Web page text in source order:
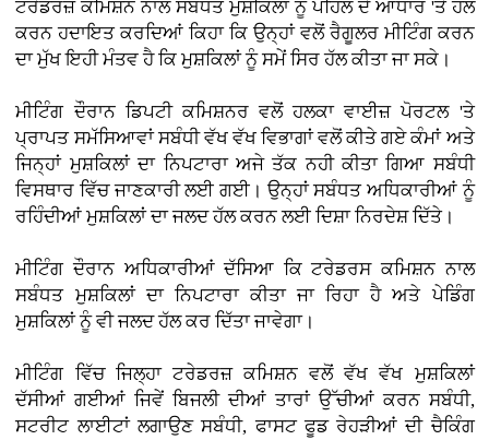
ਟਰੇਡਰਜ਼ ਕਮਿਸ਼ਨ ਨਾਲ ਸਬੰਧਤ ਮੁਸ਼ਕਿਲਾਂ ਨੂੰ ਪਹਿਲ ਦੇ ਆਧਾਰ 'ਤੇ ਹੱਲ
ਕਰਨ ਹਦਾਇਤ ਕਰਦਿਆਂ ਕਿਹਾ ਕਿ ਉਨ੍ਹਾਂ ਵਲੋਂ ਰੈਗੂਲਰ ਮੀਟਿੰਗ ਕਰਨ
ਦਾ ਮੁੱਖ ਇਹੀ ਮੰਤਵ ਹੈ ਕਿ ਮੁਸ਼ਕਿਲਾਂ ਨੂੰ ਸਮੇਂ ਸਿਰ ਹੱਲ ਕੀਤਾ ਜਾ ਸਕੇ।
ਮੀਟਿੰਗ ਦੌਰਾਨ ਡਿਪਟੀ ਕਮਿਸ਼ਨਰ ਵਲੋਂ ਹਲਕਾ ਵਾਈਜ਼ ਪੋਰਟਲ 'ਤੇ
ਪ੍ਰਾਪਤ ਸਮੱਸਿਆਵਾਂ ਸਬੰਧੀ ਵੱਖ ਵੱਖ ਵਿਭਾਗਾਂ ਵਲੋਂ ਕੀਤੇ ਗਏ ਕੰਮਾਂ ਅਤੇ
ਜਿਨ੍ਹਾਂ ਮੁਸ਼ਕਿਲਾਂ ਦਾ ਨਿਪਟਾਰਾ ਅਜੇ ਤੱਕ ਨਹੀ ਕੀਤਾ ਗਿਆ ਸਬੰਧੀ
ਵਿਸਥਾਰ ਵਿੱਚ ਜਾਣਕਾਰੀ ਲਈ ਗਈ। ਉਨ੍ਹਾਂ ਸਬੰਧਤ ਅਧਿਕਾਰੀਆਂ ਨੂੰ
ਰਹਿੰਦੀਆਂ ਮੁਸ਼ਕਿਲਾਂ ਦਾ ਜਲਦ ਹੱਲ ਕਰਨ ਲਈ ਦਿਸ਼ਾ ਨਿਰਦੇਸ਼ ਦਿੱਤੇ।
ਮੀਟਿੰਗ ਦੌਰਾਨ ਅਧਿਕਾਰੀਆਂ ਦੱਸਿਆ ਕਿ ਟਰੇਡਰਸ ਕਮਿਸ਼ਨ ਨਾਲ
ਸਬੰਧਤ ਮੁਸ਼ਕਿਲਾਂ ਦਾ ਨਿਪਟਾਰਾ ਕੀਤਾ ਜਾ ਰਿਹਾ ਹੈ ਅਤੇ ਪੇਡਿੰਗ
ਮੁਸ਼ਕਿਲਾਂ ਨੂੰ ਵੀ ਜਲਦ ਹੱਲ ਕਰ ਦਿੱਤਾ ਜਾਵੇਗਾ।
ਮੀਟਿੰਗ ਵਿੱਚ ਜਿਲ੍ਹਾ ਟਰੇਡਰਜ਼ ਕਮਿਸ਼ਨ ਵਲੋਂ ਵੱਖ ਵੱਖ ਮੁਸ਼ਕਿਲਾਂ
ਦੱਸੀਆਂ ਗਈਆਂ ਜਿਵੇਂ ਬਿਜਲੀ ਦੀਆਂ ਤਾਰਾਂ ਉੱਚੀਆਂ ਕਰਨ ਸਬੰਧੀ,
ਸਟਰੀਟ ਲਾਈਟਾਂ ਲਗਾਉਣ ਸਬੰਧੀ, ਫਾਸਟ ਫੂਡ ਰੇਹੜੀਆਂ ਦੀ ਚੈਕਿੰਗ